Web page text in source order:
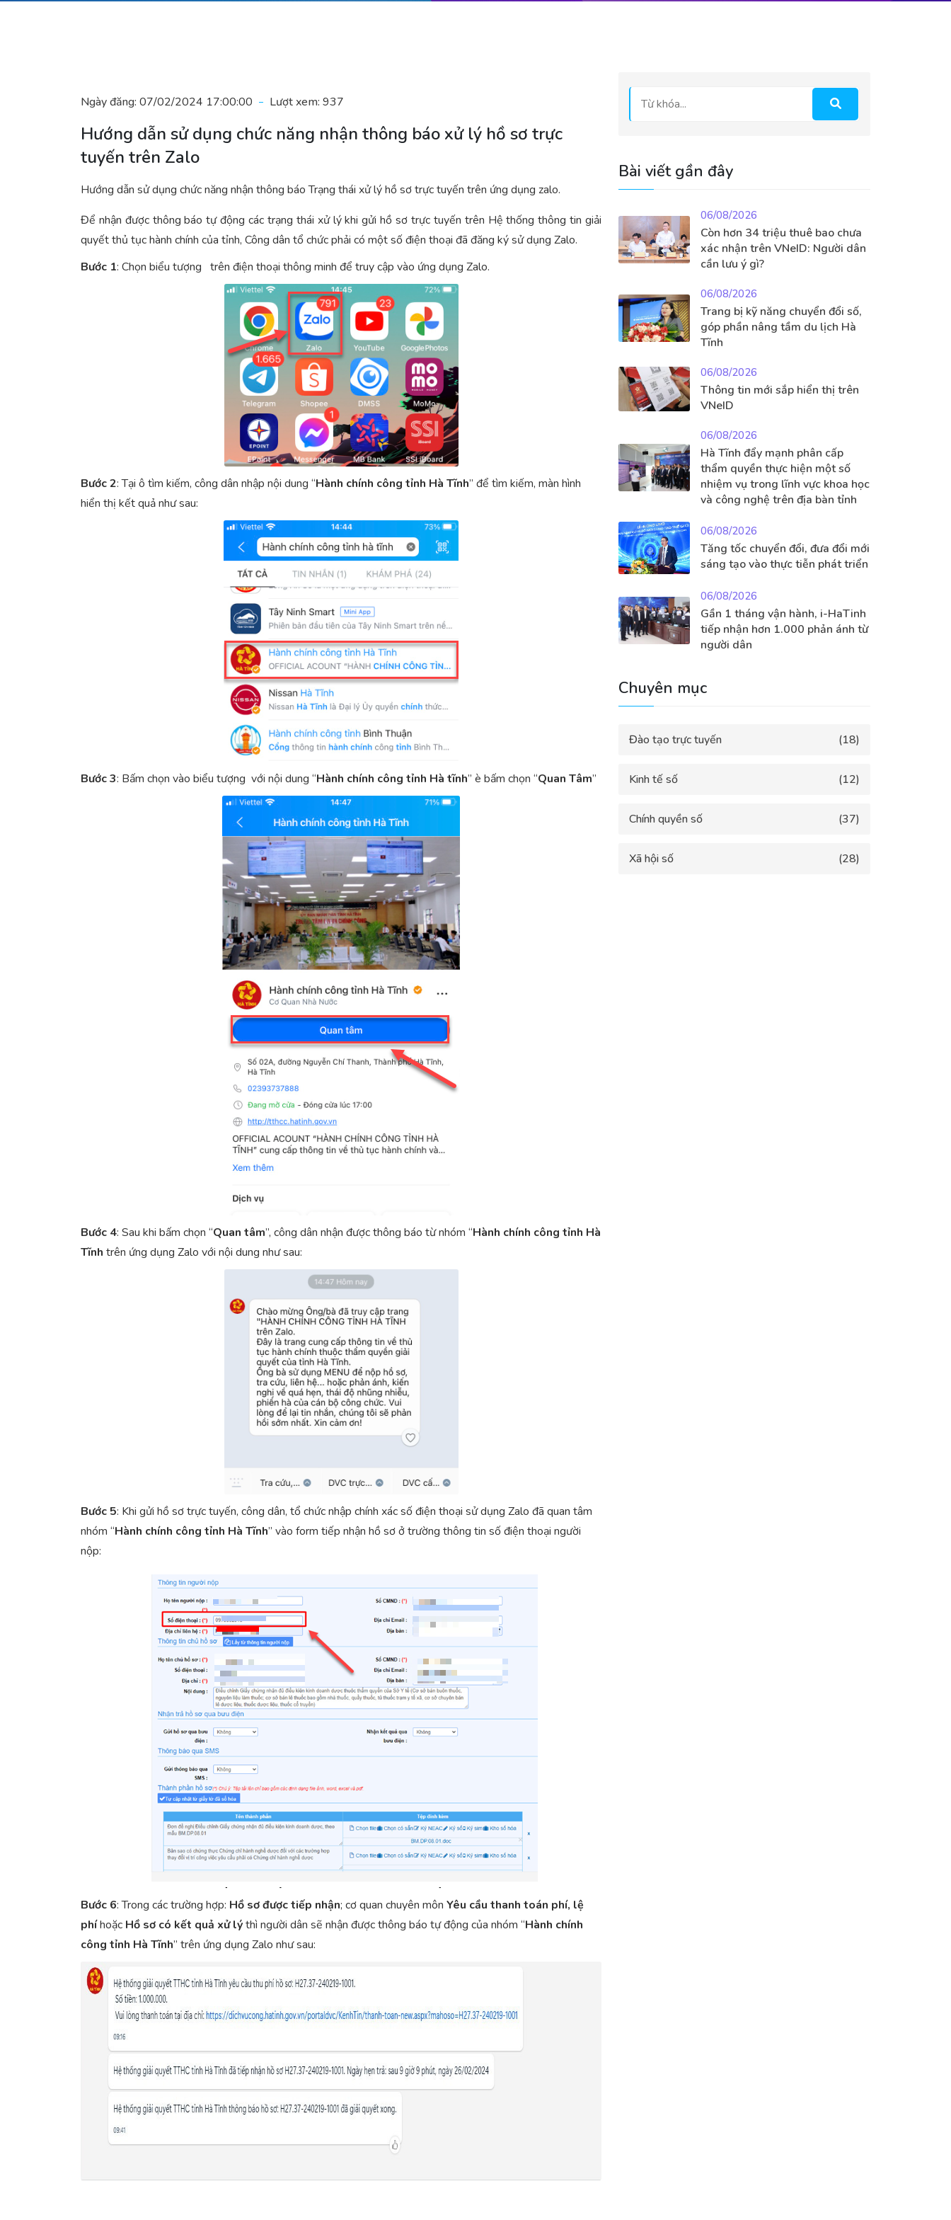
Ngày đăng: 07/02/2024 17:00:00 Lượt xem: 937
Hướng dẫn sử dụng chức năng nhận thông báo xử lý hồ sơ trực
tuyến trên Zalo
Hướng dẫn sử dụng chức năng nhận thông báo Trạng thái xử lý hồ sơ trực tuyến trên ứng dụng zalo.
Để nhận được thông báo tự động các trạng thái xử lý khi gửi hồ sơ trực tuyến trên Hệ thống thông tin giải
quyết thủ tục hành chính của tỉnh, Công dân tổ chức phải có một số điện thoại đã đăng ký sử dụng Zalo.
Bước 1: Chọn biểu tượng trên điện thoại thông minh để truy cập vào ứng dụng Zalo.
Bước 2: Tại ô tìm kiếm, công dân nhập nội dung “Hành chính công tỉnh Hà Tĩnh” để tìm kiếm, màn hình
hiển thị kết quả như sau:
Bước 3: Bấm chọn vào biểu tượng với nội dung “Hành chính công tỉnh Hà tĩnh” è bấm chọn “Quan Tâm”
Bước 4: Sau khi bấm chọn “Quan tâm”, công dân nhận được thông báo từ nhóm “Hành chính công tỉnh Hà
Tĩnh trên ứng dụng Zalo với nội dung như sau:
Bước 5: Khi gửi hồ sơ trực tuyến, công dân, tổ chức nhập chính xác số điện thoại sử dụng Zalo đã quan tâm
nhóm “Hành chính công tỉnh Hà Tĩnh” vào form tiếp nhận hồ sơ ở trường thông tin số điện thoại người
nộp:
Bước 6: Trong các trường hợp: Hồ sơ được tiếp nhận; cơ quan chuyên môn Yêu cầu thanh toán phí, lệ
phíhoặc Hồ sơ có kết quả xử lýthì người dân sẽ nhận được thông báo tự động của nhóm “Hành chính
công tỉnh Hà Tĩnh” trên ứng dụng Zalo như sau:
Bài viết gần đây
06/08/2026
Còn hơn 34 triệu thuê bao chưa
xác nhận trên VNeID: Người dân
cần lưu ý gì?
06/08/2026
Trang bị kỹ năng chuyển đổi số,
góp phần nâng tầm du lịch Hà
Tĩnh
06/08/2026
Thông tin mới sắp hiển thị trên
VNeID
06/08/2026
Hà Tĩnh đẩy mạnh phân cấp
thẩm quyền thực hiện một số
nhiệm vụ trong lĩnh vực khoa học
và công nghệ trên địa bàn tỉnh
06/08/2026
Tăng tốc chuyển đổi, đưa đổi mới
sáng tạo vào thực tiễn phát triển
06/08/2026
Gần 1 tháng vận hành, i-HaTinh
tiếp nhận hơn 1.000 phản ánh từ
người dân
Chuyên mục
Đào tạo trực tuyến (18)
Kinh tế số (12)
Chính quyền số (37)
Xã hội số (28)